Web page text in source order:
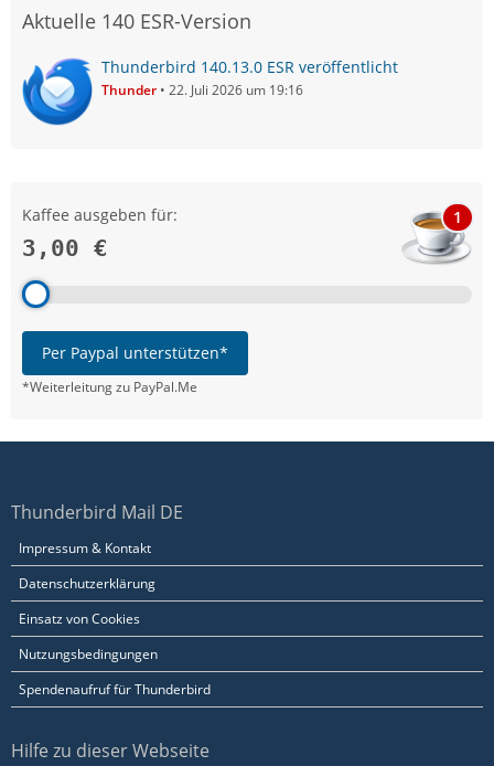
Aktuelle 140 ESR-Version
Thunderbird 140.13.0 ESR veröffentlicht
Thunder 22. Juli 2026 um 19:16
Kaffee ausgeben für:
3,00 €
1
Per Paypal unterstützen*
*Weiterleitung zu PayPal.Me
Thunderbird Mail DE
Impressum & Kontakt
Datenschutzerklärung
Einsatz von Cookies
Nutzungsbedingungen
Spendenaufruf für Thunderbird
Hilfe zu dieser Webseite